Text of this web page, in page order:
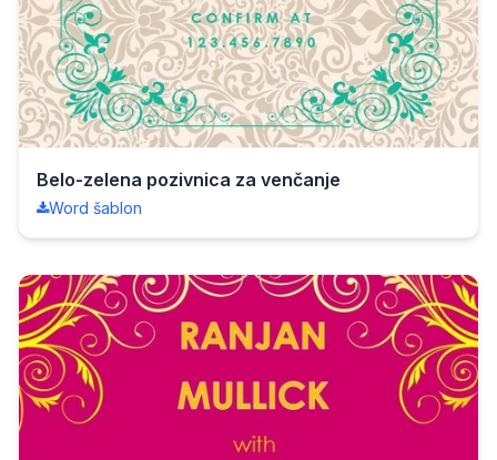
Belo-zelena pozivnica za venčanje
Word šablon